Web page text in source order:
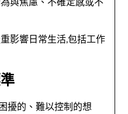
影響日常生活,包括工作
擾的、難以控制的想